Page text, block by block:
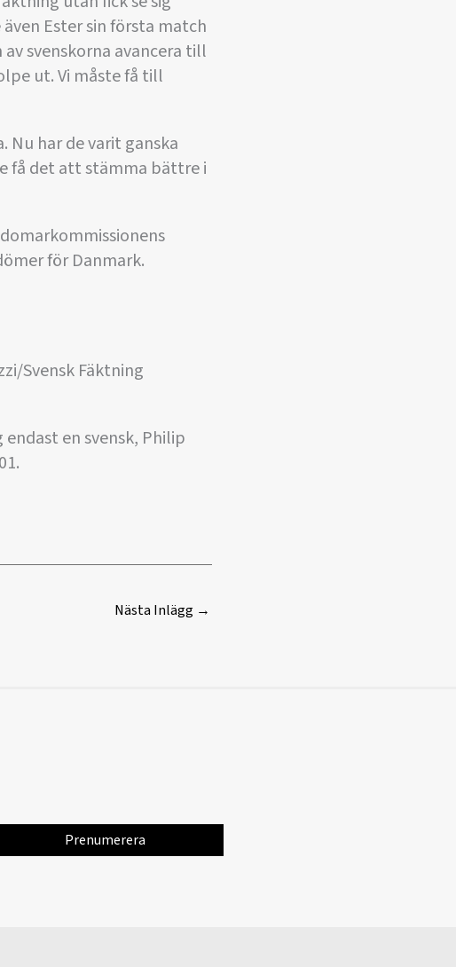
Ester sin första match
svenskorna avancera till
ut. Vi måste få till
Nu har de varit ganska
få det att stämma bättre i
för Danmark.
Svensk Fäktning
en svensk, Philip
Nästa Inlägg →